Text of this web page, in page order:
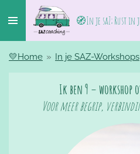
direct
naar
de
🧭In je saZ; Rust
💛Home » In je SAZ-Workshops
Ik ben 9 – workshop
Voor meer begrip,